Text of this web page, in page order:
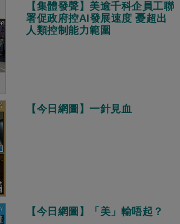
【集體發聲】美逾千科企員工聯
署促政府控AI發展速度 憂超出
人類控制能力範圍
【今日網圖】一針見血
【今日網圖】「美」輸唔起？